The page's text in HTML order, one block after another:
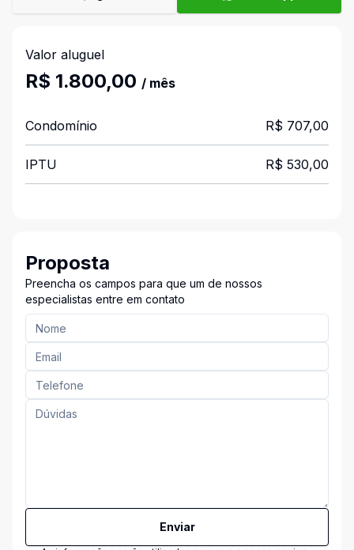
Valor aluguel
R$ 1.800,00 / mês
Condomínio R$ 707,00
IPTU R$ 530,00
Proposta
Preencha os campos para que um de nossos
especialistas entre em contato
Enviar